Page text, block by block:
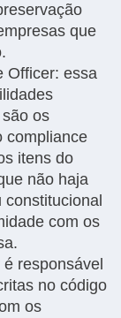
que
Officer: essa
os
compliance
itens do
não haja
com os
responsável
no código
os